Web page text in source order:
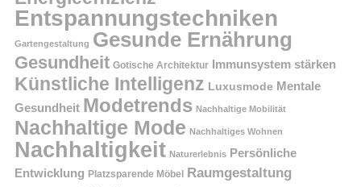
Entspannungstechniken
Gartengestaltung Gesunde Ernährung
Gesundheit Gotische Architektur Immunsystem stärken
Künstliche Intelligenz Luxusmode Mentale
Gesundheit Modetrends Nachhaltige Mobilität
Nachhaltige Mode Nachhaltiges Wohnen
Nachhaltigkeit Naturerlebnis Persönliche
Entwicklung Platzsparende Möbel Raumgestaltung